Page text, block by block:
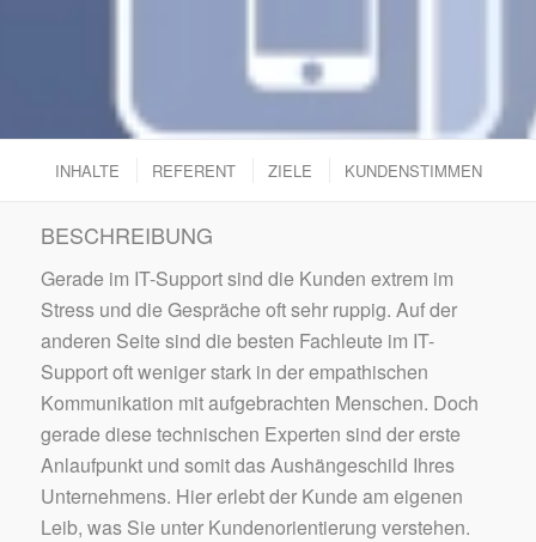
INHALTE REFERENT ZIELE KUNDENSTIMMEN
BESCHREIBUNG
Gerade im IT-Support sind die Kunden extrem im
Stress und die Gespräche oft sehr ruppig. Auf der
anderen Seite sind die besten Fachleute im IT-
Support oft weniger stark in der empathischen
Kommunikation mit aufgebrachten Menschen. Doch
gerade diese technischen Experten sind der erste
Anlaufpunkt und somit das Aushängeschild Ihres
Unternehmens. Hier erlebt der Kunde am eigenen
Leib, was Sie unter Kundenorientierung verstehen.